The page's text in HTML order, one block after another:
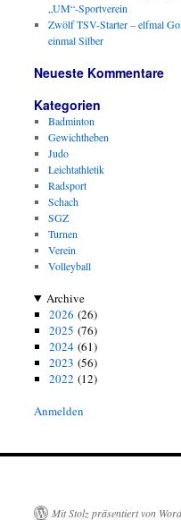
„UM“-Sportverein
Zwölf TSV-Starter – elfmal
einmal Silber
Neueste Kommentare
Kategorien
Badminton
Gewichtheben
Judo
Leichtathletik
Radsport
Schach
SGZ
Turnen
Verein
Volleyball
Archive
2026 (26)
2025 (76)
2024(61)
2023 (56)
2022 (12)
Anmelden
Mit Stolz präsentiert von